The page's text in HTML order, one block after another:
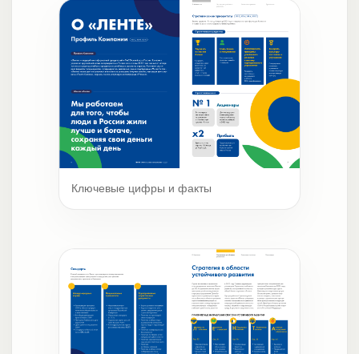
Ключевые цифры и факты